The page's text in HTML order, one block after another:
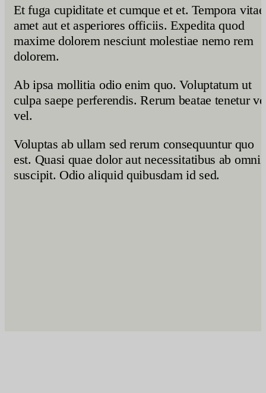
Et fuga cupiditate et cumque et et. Tempora vitae
amet aut et asperiores officiis. Expedita quod
maxime dolorem nesciunt molestiae nemo rem
dolorem.
Ab ipsa mollitia odio enim quo. Voluptatum ut
culpa saepe perferendis. Rerum beatae tenetur
vel.
Voluptas ab ullam sed rerum consequuntur quo
est. Quasi quae dolor aut necessitatibus ab omnis
suscipit. Odio aliquid quibusdam id sed.